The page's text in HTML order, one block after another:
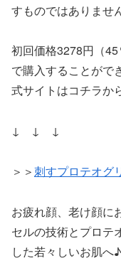
すものではありません
初回価格3278円（
で購入することがで
式サイトはコチラか
↓ ↓ ↓
＞＞刺すプロテオグ
お疲れ顔、老け顔に
セルの技術とプロテ
した若々しいお肌へ♪